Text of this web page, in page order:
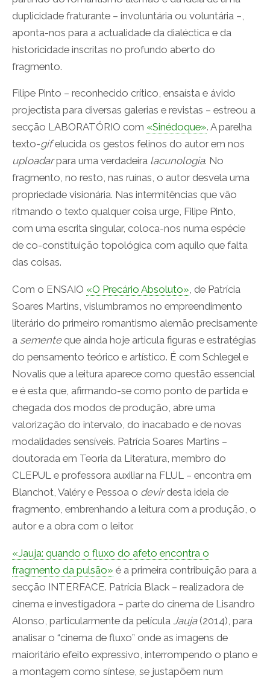
duplicidade fraturante – involuntária ou voluntária –,
aponta-nos para a actualidade da dialéctica e da
historicidade inscritas no profundo aberto do
fragmento.
Filipe Pinto – reconhecido crítico, ensaísta e ávido
projectista para diversas galerias e revistas – estreou a
secção LABORATÓRIO com «Sinédoque». A parelha
texto-gifelucida os gestos felinos do autor em nos
uploadarpara uma verdadeira lacunologia. No
fragmento, no resto, nas ruínas, o autor desvela uma
propriedade visionária. Nas intermitências que vão
ritmando o texto qualquer coisa urge, Filipe Pinto,
com uma escrita singular, coloca-nos numa espécie
de co-constituição topológica com aquilo que falta
das coisas.
Com o ENSAIO «O Precário Absoluto», de Patrícia
Soares Martins, vislumbramos no empreendimento
literário do primeiro romantismo alemão precisamente
a sementeque ainda hoje articula figuras e estratégias
do pensamento teórico e artístico. É com Schlegel e
Novalis que a leitura aparece como questão essencial
e é esta que, afirmando-se como ponto de partida e
chegada dos modos de produção, abre uma
valorização do intervalo, do inacabado e de novas
modalidades sensíveis. Patrícia Soares Martins –
doutorada em Teoria da Literatura, membro do
CLEPUL e professora auxiliar na FLUL – encontra em
Blanchot, Valéry e Pessoa o devirdesta ideia de
fragmento, embrenhando a leitura com a produção, o
autor e a obra com o leitor.
«Jauja: quando o fluxo do afeto encontra o
fragmento da pulsão» é a primeira contribuição para a
secção INTERFACE. Patrícia Black – realizadora de
cinema e investigadora – parte do cinema de Lisandro
Alonso, particularmente da película Jauja(2014), para
analisar o “cinema de fluxo” onde as imagens de
maioritário efeito expressivo, interrompendo o plano e
a montagem como síntese, se justapõem num